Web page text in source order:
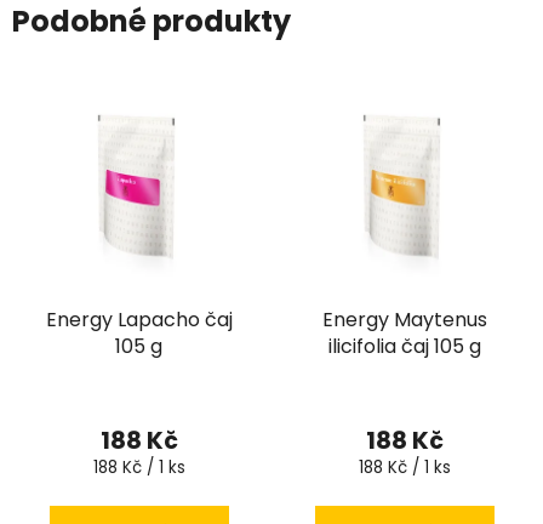
Podobné produkty
Energy Lapacho čaj
105 g
188 Kč
Měrná
188 Kč / 1 ks
Energy Maytenus
ilicifolia čaj 105 g
188 Kč
Měrná
188 Kč / 1 ks